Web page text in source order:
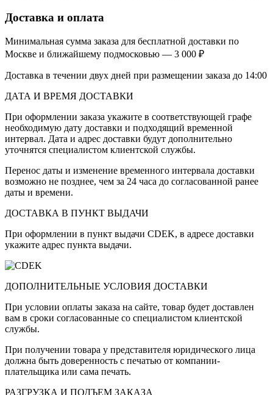
Доставка и оплата
Минимальная сумма заказа для бесплатной доставки по
Москве и ближайшему подмосковью — 3 000 ₽
Доставка в течении двух дней при размещении заказа до 14:00
ДАТА И ВРЕМЯ ДОСТАВКИ
При оформлении заказа укажите в соответствующей графе
необходимую дату доставки и подходящий временной
интервал. Дата и адрес доставки будут дополнительно
уточнятся специалистом клиентской службы.
Перенос даты и изменение временного интервала доставки
возможно не позднее, чем за 24 часа до согласованной ранее
даты и времени.
ДОСТАВКА В ПУНКТ ВЫДАЧИ
При оформлении в пункт выдачи CDEK, в адресе доставки
укажите адрес пункта выдачи.
ДОПОЛНИТЕЛЬНЫЕ УСЛОВИЯ ДОСТАВКИ
При условии оплаты заказа на сайте, товар будет доставлен
вам в сроки согласованные со специалистом клиентской
службы.
При получении товара у представителя юридического лица
должна быть доверенность с печатью от компании-
плательщика или сама печать.
РАЗГРУЗКА И ПОДЪЕМ ЗАКАЗА